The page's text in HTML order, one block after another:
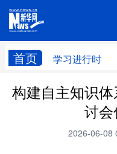
首页 学习进行时
首页 学习进
科创
构建自主知识
讨
2026-06-08